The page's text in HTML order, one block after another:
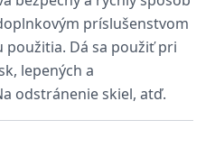
príslušenstvom
použitia. Dá sa použiť pri
lepených a
odstránenie skiel, atď.